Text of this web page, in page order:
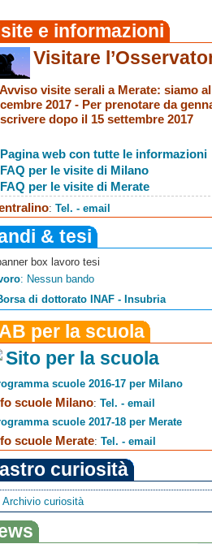
e informazioni
Visitare
Avviso visite serali a Merate: siamo
2017 - Per prenotare da
dopo il 15 settembre 2017
Pagina web con tutte le informazioni
FAQ per le visite di Milano
FAQ per le visite di Merate
:Tel. - email
& tesi
: Nessun bando
di dottorato INAF - Insubria
per la scuola
Sito per la scuola
scuole 2016-17 per Milano
scuole Milano:Tel. - email
scuole 2017-18 per Merate
scuole Merate:Tel. - email
curiosità
Archivio curiosità